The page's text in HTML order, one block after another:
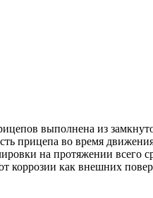
выполнена из
прицепа во время
на протяжении
коррозии как внешних